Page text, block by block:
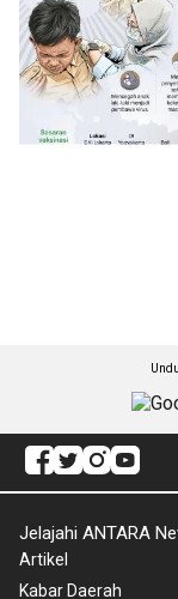
Jelajahi ANTARA
Artikel
Kabar Daerah